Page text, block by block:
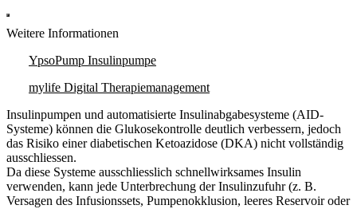
Weitere Informationen
YpsoPump Insulinpumpe
mylife Digital Therapiemanagement
Insulinpumpen und automatisierte Insulinabgabesysteme (AID-
Systeme) können die Glukosekontrolle deutlich verbessern, jedoch
das Risiko einer diabetischen Ketoazidose (DKA) nicht vollständig
ausschliessen.
Da diese Systeme ausschliesslich schnellwirksames Insulin
verwenden, kann jede Unterbrechung der Insulinzufuhr (z. B.
Versagen des Infusionssets, Pumpenokklusion, leeres Reservoir oder